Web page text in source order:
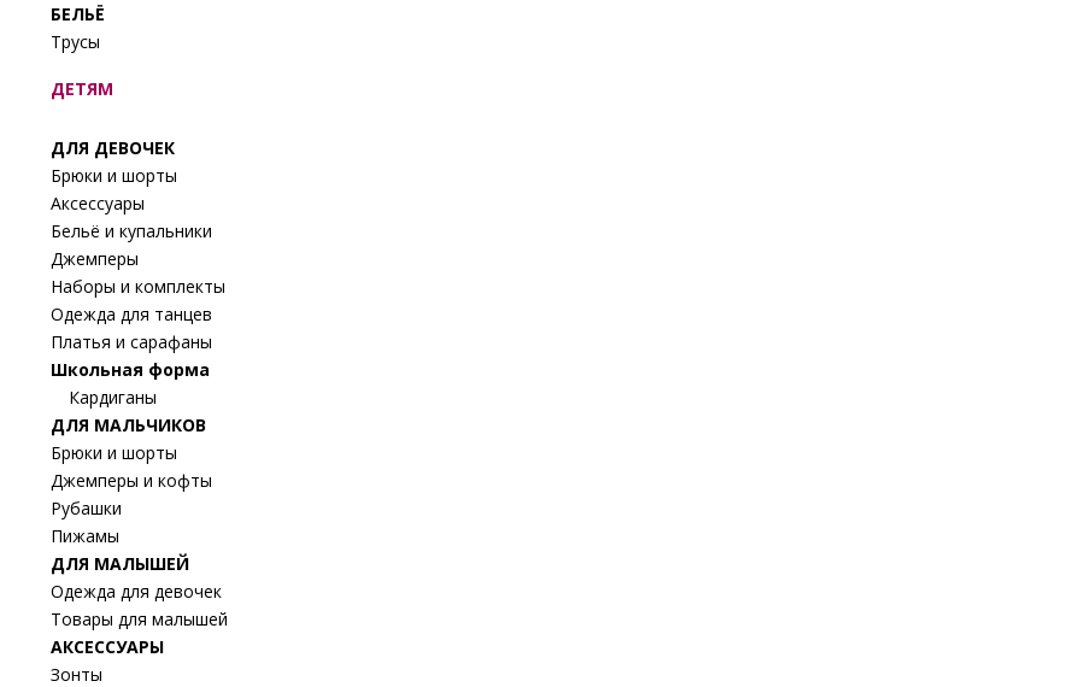
БЕЛЬЁ
Трусы
ДЕТЯМ
ДЛЯ ДЕВОЧЕК
Брюки и шорты
Аксессуары
Бельё и купальники
Джемперы
Наборы и комплекты
Одежда для танцев
Платья и сарафаны
Школьная форма
Кардиганы
ДЛЯ МАЛЬЧИКОВ
Брюки и шорты
Джемперы и кофты
Рубашки
Пижамы
ДЛЯ МАЛЫШЕЙ
Одежда для девочек
Товары для малышей
АКСЕССУАРЫ
Зонты